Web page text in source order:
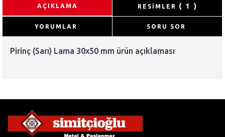
AÇIKLAMA RESİMLER ( 1 )
YORUMLAR SORU SOR
Pirinç (Sarı) Lama 30x50 mm ürün açıklaması